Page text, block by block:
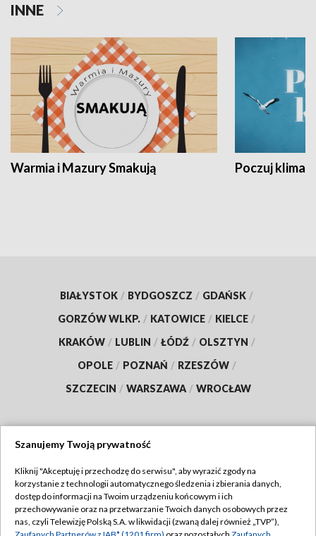
INNE
Warmia i Mazury Smakują Poczuj klimat
BIAŁYSTOK / BYDGOSZCZ / GDAŃSK /
GORZÓW WLKP. / KATOWICE / KIELCE /
KRAKÓW / LUBLIN / ŁÓDŹ / OLSZTYN /
OPOLE / POZNAŃ / RZESZÓW /
SZCZECIN / WARSZAWA / WROCŁAW
TVP
Abonament TVP
Emisja w TVP
Regulamin TVP
Szanujemy Twoją prywatność
Kliknij "Akceptuję i przechodzę do serwisu", aby wyrazić zgody na
korzystanie z technologii automatycznego śledzenia i zbierania danych,
dostęp do informacji na Twoim urządzeniu końcowym i ich
przechowywanie oraz na przetwarzanie Twoich danych osobowych przez
nas, czyli Telewizję Polską S.A. w likwidacji (zwaną dalej również „TVP”),